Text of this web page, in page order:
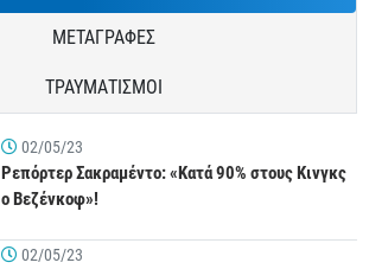
ΜΕΤΑΓΡΑΦΕΣ
ΤΡΑΥΜΑΤΙΣΜΟΙ
02/05/23
Ρεπόρτερ Σακραμέντο: «Κατά 90% στους Κινγκς
ο Βεζένκοφ»!
02/05/23